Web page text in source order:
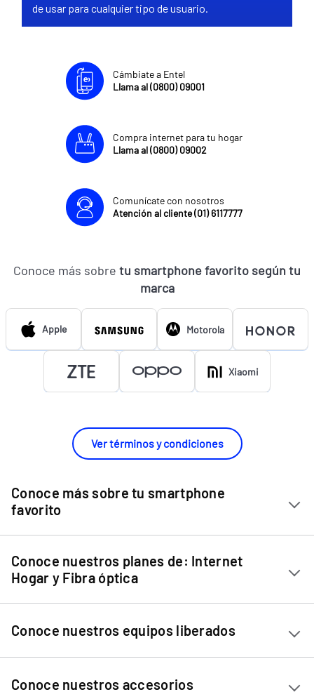
de usar para cualquier tipo de usuario.
Cámbiate a Entel
Llama al (0800) 09001
Compra internet para tu hogar
Llama al (0800) 09002
Comunícate con nosotros
Atención al cliente (01) 6117777
Conoce más sobre tu smartphone favorito según tu
marca
Apple Motorola
Xiaomi
Ver términos y condiciones
Conoce más sobre tu smartphone
favorito
Chip Entel
Apple iPhone 11
Apple iPhone 12 Mini
Apple iPhone 13 Mini
Apple iPhone 13
Apple iPhone 13 Pro
Conoce nuestros planes de: Internet
Hogar y Fibra óptica
Internet Hogar
Fibra Óptica
Conoce nuestros equipos liberados
Ver equipos liberados
Conoce nuestros accesorios